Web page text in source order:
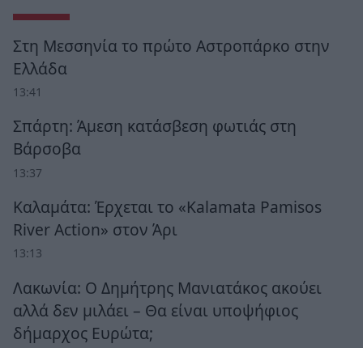
Στη Μεσσηνία το πρώτο Αστροπάρκο στην
Ελλάδα
13:41
Σπάρτη: Άμεση κατάσβεση φωτιάς στη
Βάρσοβα
13:37
Καλαμάτα: Έρχεται το «Kalamata Pamisos
River Action» στον Άρι
13:13
Λακωνία: Ο Δημήτρης Μανιατάκος ακούει
αλλά δεν μιλάει – Θα είναι υποψήφιος
δήμαρχος Ευρώτα;